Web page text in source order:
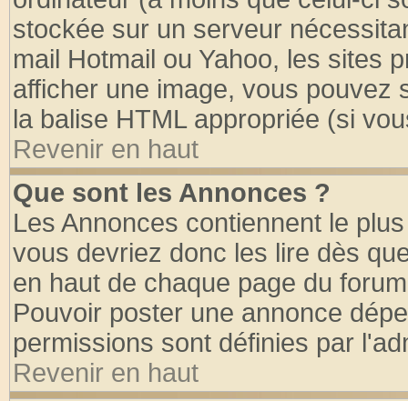
stockée sur un serveur
mail Hotmail ou Yahoo, les sites
afficher une image, vous pouvez
la balise HTML appropriée (si
Revenir en haut
Que sont les Annonces ?
Les Annonces contiennent le
vous devriez donc les lire dès
en haut de chaque page du
Pouvoir poster une annonce
permissions sont définies par
Revenir en haut